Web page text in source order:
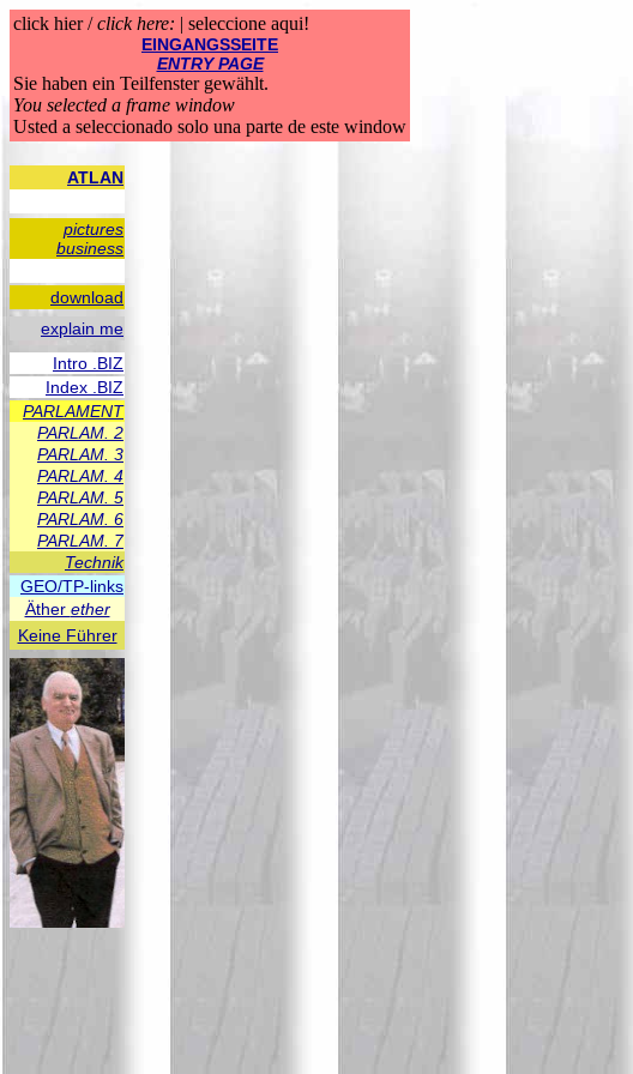
click hier /click here: | seleccione aqui!
EINGANGSSEITE
ENTRY PAGE
Sie haben ein Teilfenster gewählt.
You selected a frame window
Usted a seleccionado solo una parte de este window
ATLAN
pictures
business
download
explain me
Intro .BIZ
Index .BIZ
PARLAMENT
PARLAM. 2
PARLAM. 3
PARLAM. 4
PARLAM. 5
PARLAM. 6
PARLAM. 7
Technik
GEO/TP-links
Äther ether
Keine Führer